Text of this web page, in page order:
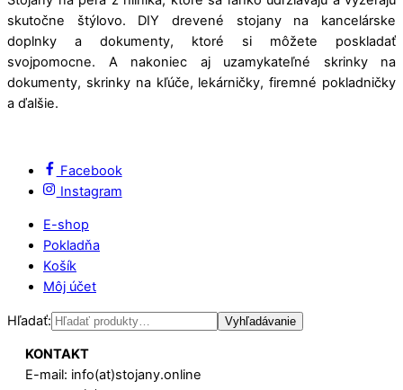
skutočne štýlovo. DIY drevené stojany na kancelárske
doplnky a dokumenty, ktoré si môžete poskladať
svojpomocne. A nakoniec aj uzamykateľné skrinky na
dokumenty, skrinky na kľúče, lekárničky, firemné pokladničky
a ďalšie.
Facebook
Instagram
E-shop
Pokladňa
Košík
Môj účet
Hľadať: Vyhľadávanie
KONTAKT
E-mail: info(at)stojany.online